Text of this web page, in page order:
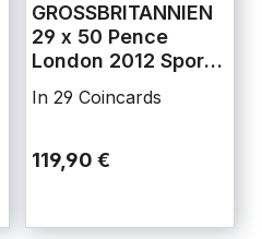
GROSSBRITANNIEN
29 x 50 Pence
London 2012 Sports
In 29 Coincards
119,90 €